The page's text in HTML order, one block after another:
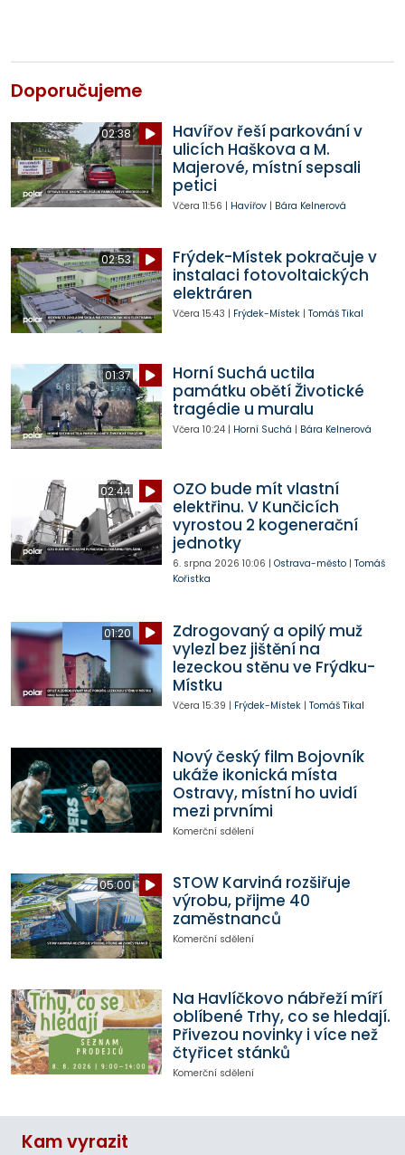
Doporučujeme
02:38
Havířov řeší parkování v
ulicích Haškova a M.
Majerové, místní sepsali
petici
Včera 11:56 | Havířov| Bára Kelnerová
02:53
Frýdek-Místek pokračuje v
instalaci fotovoltaických
elektráren
Včera 15:43 | Frýdek-Místek| Tomáš Tikal
01:37
Horní Suchá uctila
památku obětí Životické
tragédie u muralu
Včera 10:24| Horní Suchá | Bára Kelnerová
02:44
OZO bude mít vlastní
elektřinu. V Kunčicích
vyrostou 2 kogenerační
jednotky
6. srpna 2026 10:06 | Ostrava-město| Tomáš
Kořistka
01:20
Zdrogovaný a opilý muž
vylezl bez jištění na
lezeckou stěnu ve Frýdku-
Místku
Včera 15:39 | Frýdek-Místek| Tomáš Tikal
Nový český film Bojovník
ukáže ikonická místa
Ostravy, místní ho uvidí
mezi prvními
Komerční sdělení
05:00
STOW Karviná rozšiřuje
výrobu, přijme 40
zaměstnanců
Komerční sdělení
Na Havlíčkovo nábřeží míří
oblíbené Trhy, co se hledají.
Přivezou novinky i více než
čtyřicet stánků
Komerční sdělení
Kam vyrazit